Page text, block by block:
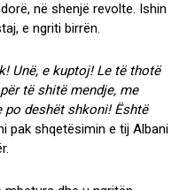
në shenjë revolte. Ishin
e ngriti birrën.
Unë, e kuptoj! Le të thotë
të shitë mendje, me
po deshët shkoni! Është
pak shqetësimin e tij Albani